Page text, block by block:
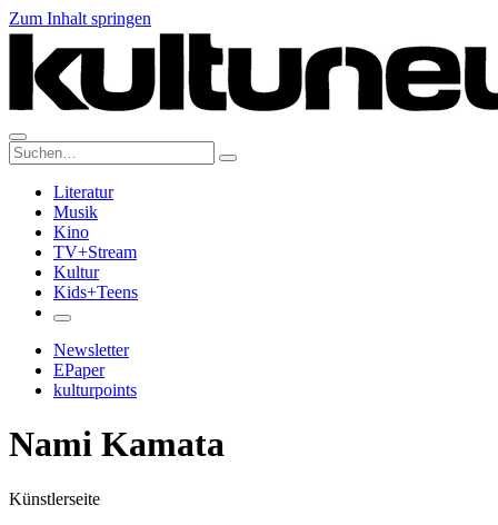
Zum Inhalt springen
Suche:
Literatur
Musik
Kino
TV+Stream
Kultur
Kids+Teens
Newsletter
EPaper
kulturpoints
Nami Kamata
Künstlerseite